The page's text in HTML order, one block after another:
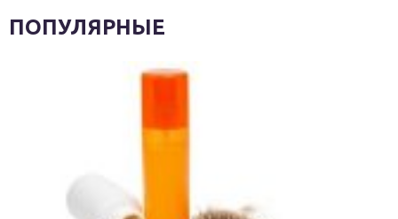
ПОПУЛЯРНЫЕ